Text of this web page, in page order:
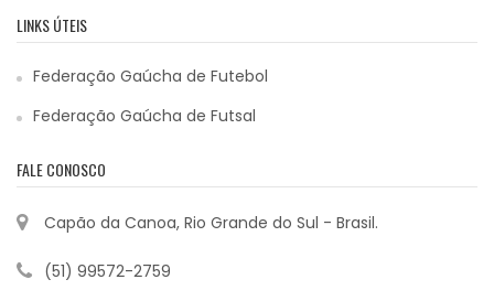
LINKS ÚTEIS
Federação Gaúcha de Futebol
Federação Gaúcha de Futsal
FALE CONOSCO
Capão da Canoa, Rio Grande do Sul - Brasil.
(51) 99572-2759